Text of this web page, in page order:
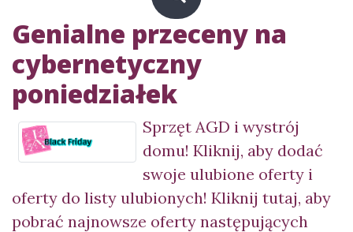
Genialne przeceny na
cybernetyczny
poniedziałek
Sprzęt AGD i wystrój
domu! Kliknij, aby dodać
swoje ulubione oferty i
oferty do listy ulubionych! Kliknij tutaj, aby
pobrać najnowsze oferty następujących